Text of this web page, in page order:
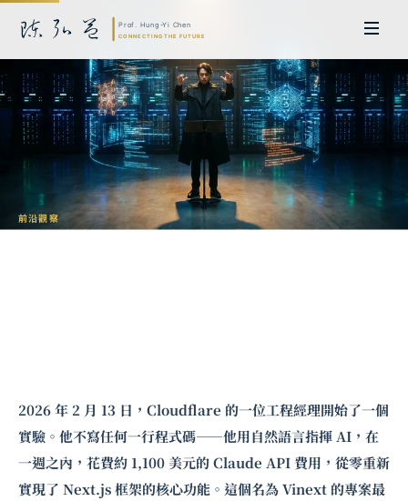
前沿觀察
2026 年 2 月 13 日，Cloudflare 的一位工程經理開始了一個
實驗。他不寫任何一行程式碼——他用自然語言指揮 AI，在
一週之內，花費約 1,100 美元的 Claude API 費用，從零重新
實現了 Next.js 框架的核心功能。這個名為 Vinext 的專案最